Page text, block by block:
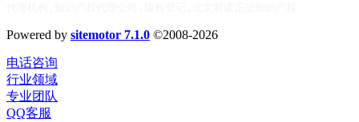
Powered by sitemotor 7.1.0 ©2008-2026
电话咨询
行业领域
专业团队
QQ客服